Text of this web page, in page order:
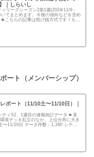
｜しらいし
ィリーグシーズン2第1週(2024/11/9 -
てまとめます。今後の傾向などを含め
こちらの記事は投げ銭方式です！もし
ート（メンバーシップ）
ポート（11/10土〜11/10日）｜
ィS2、1週目の速報統計データ ■ 某
境デッキ乱立のなか、上位分布に大き
〜11/10日 データ件数：1,260 シティ